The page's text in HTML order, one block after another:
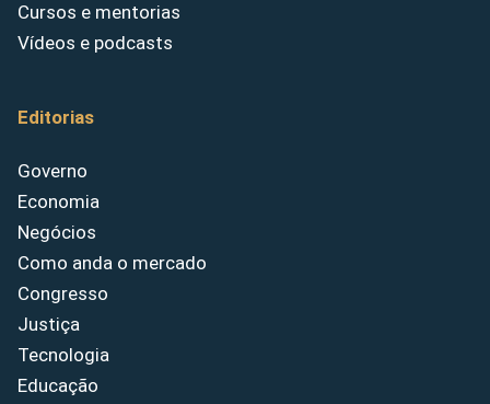
Cursos e mentorias
Vídeos e podcasts
Editorias
Governo
Economia
Negócios
Como anda o mercado
Congresso
Justiça
Tecnologia
Educação